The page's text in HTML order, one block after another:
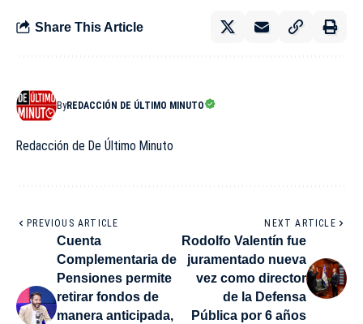
Share This Article
ByREDACCIÓN DE ÚLTIMO MINUTO
Redacción de De Último Minuto
PREVIOUS ARTICLE
Cuenta
Complementaria de
Pensiones permite
retirar fondos de
manera anticipada,
NEXT ARTICLE
Rodolfo Valentín fue
juramentado nueva
vez como director
de la Defensa
Pública por 6 años